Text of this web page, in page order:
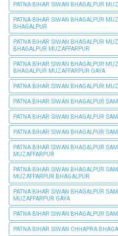
PATNA BIHAR SIWAN BHAGALPUR
PATNA BIHAR SIWAN BHAGALPUR
BHAGALPUR
PATNA BIHAR SIWAN BHAGALPUR
BHAGALPUR MUZAFFARPUR
PATNA BIHAR SIWAN BHAGALPUR
BHAGALPUR MUZAFFARPUR GAYA
PATNA BIHAR SIWAN BHAGALPUR
PATNA BIHAR SIWAN BHAGALPUR
PATNA BIHAR SIWAN BHAGALPUR
PATNA BIHAR SIWAN BHAGALPUR
PATNA BIHAR SIWAN BHAGALPUR
MUZAFFARPUR
PATNA BIHAR SIWAN BHAGALPUR
MUZAFFARPUR BHAGALPUR
PATNA BIHAR SIWAN BHAGALPUR
MUZAFFARPUR GAYA
PATNA BIHAR SIWAN BHAGALPUR
PATNA BIHAR SIWAN CHHAPRA